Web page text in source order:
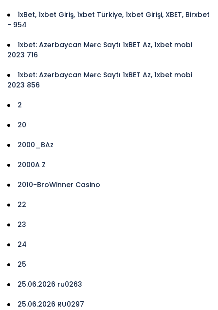
1xBet, 1xbet Giriş, 1xbet Türkiye, 1xbet Girişi, XBET, Birxbet
- 954
1xbet: Azərbaycan Mərc Saytı 1xBET Az, 1xbet mobi
2023 716
1xbet: Azərbaycan Mərc Saytı 1xBET Az, 1xbet mobi
2023 856
2
20
2000_BAz
2000A Z
2010-BroWinner Casino
22
23
24
25
25.06.2026 ru0263
25.06.2026 RU0297